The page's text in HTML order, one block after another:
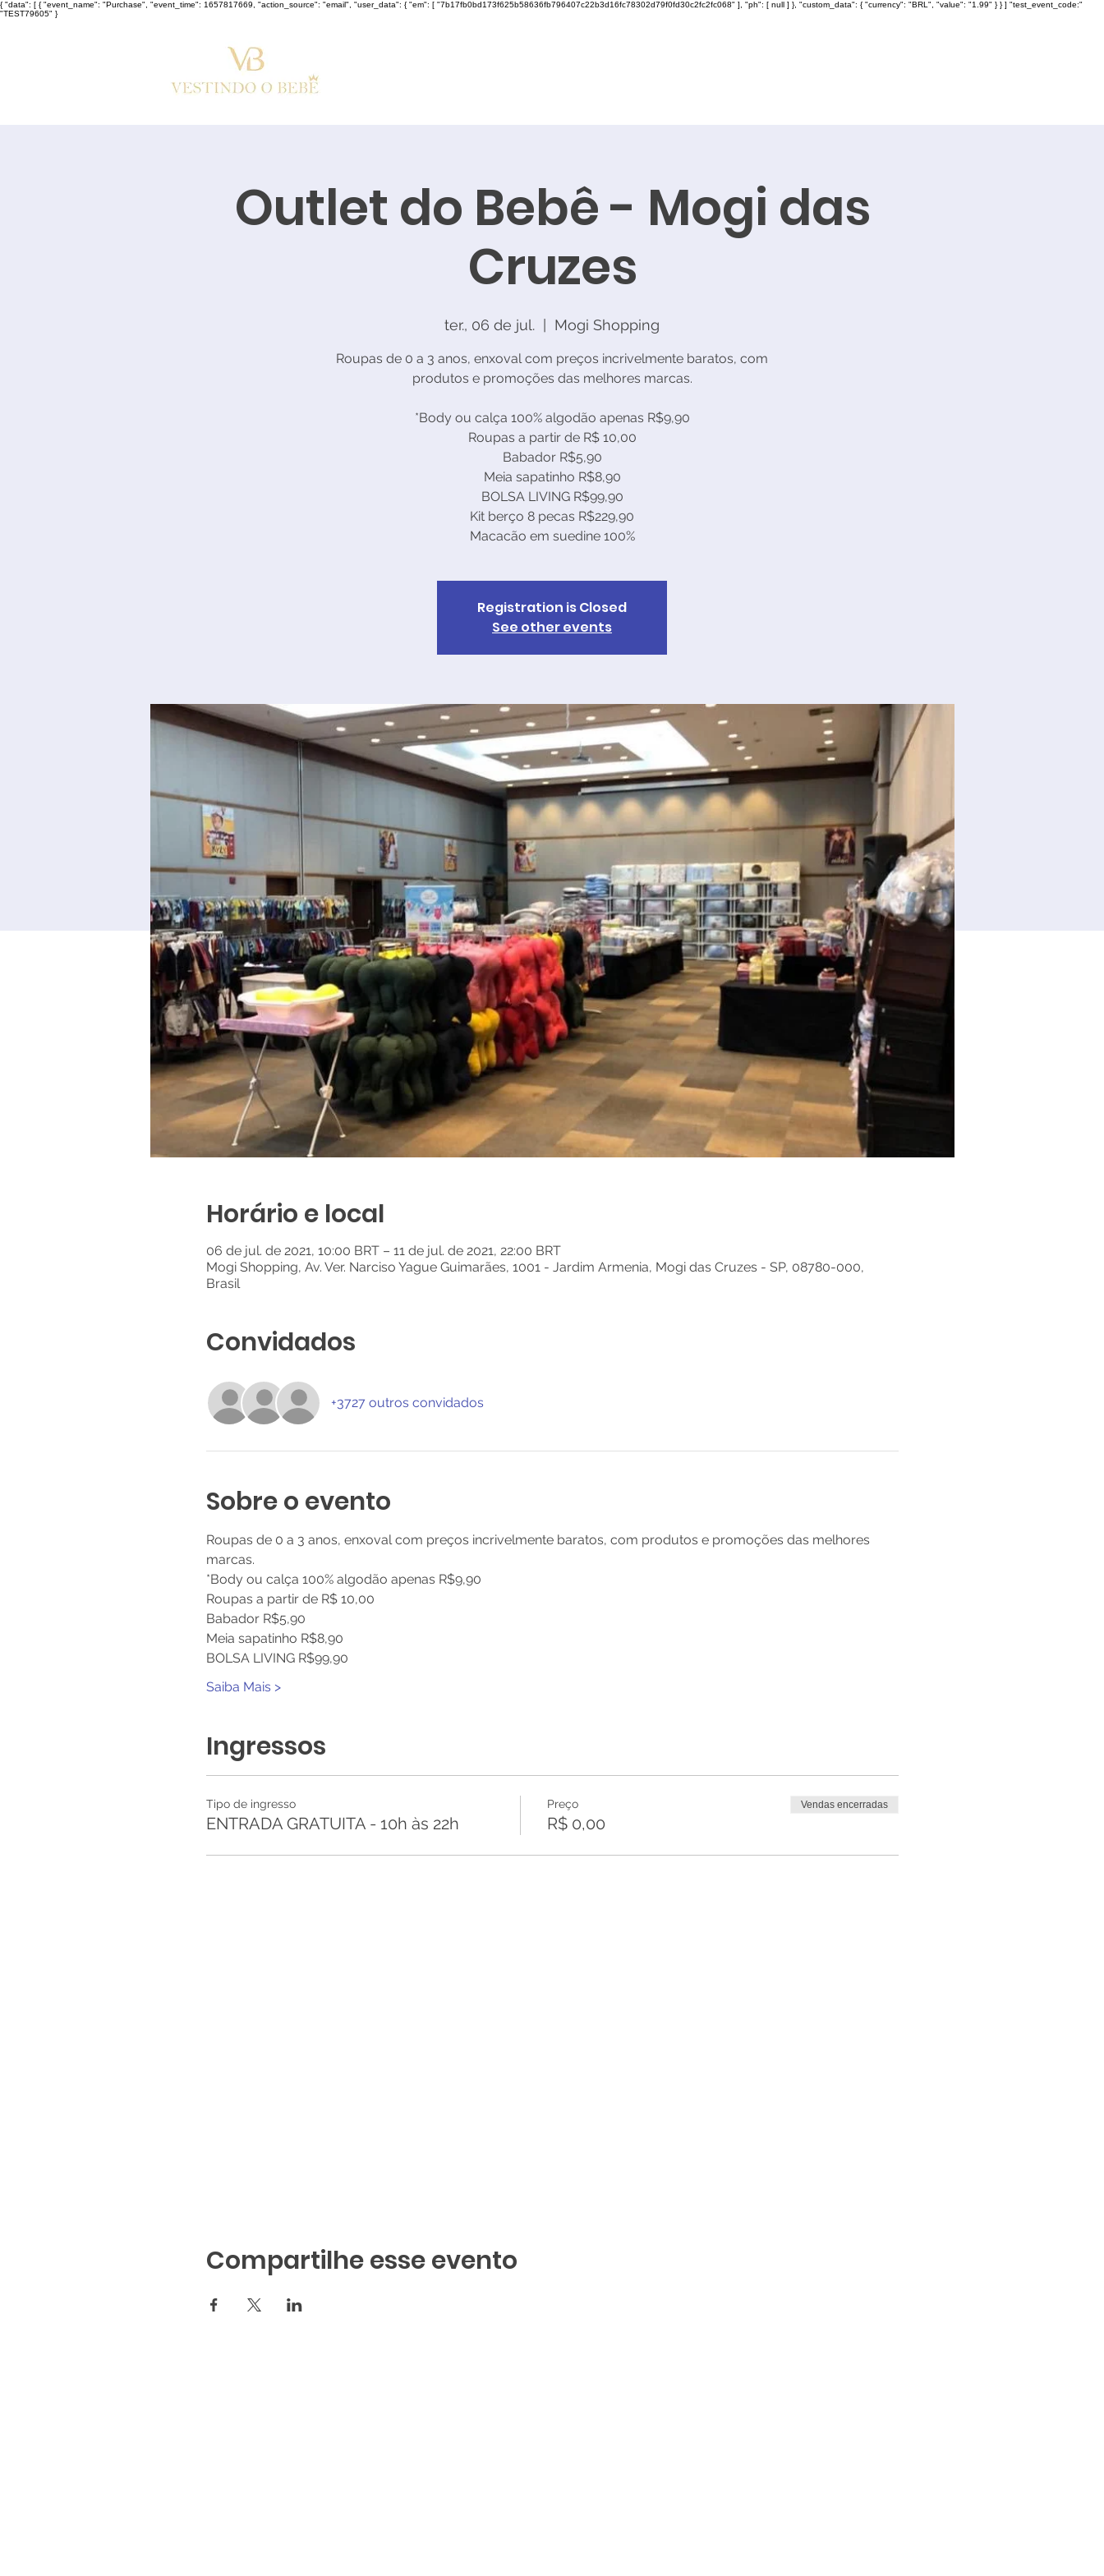
{ "data": [ { "event_name": "Purchase", "event_time": 1657817669, "action_source": "email", "user_data": { "em": [ "7b17fb0bd173f625b58636fb796407c22b3d16fc78302d79f0fd30c2fc2fc068" ], "ph": [ null ] }, "custom_data": { "currency": "BRL", "value": "1.99" } } ] "test_event_code:"
"TEST79605" }
Outlet do Bebê - Mogi das
Cruzes
ter., 06 de jul. Mogi Shopping
Roupas de 0 a 3 anos, enxoval com preços incrivelmente baratos, com
produtos e promoções das melhores marcas.
*Body ou calça 100% algodão apenas R$9,90
Roupas a partir de R$ 10,00
Babador R$5,90
Meia sapatinho R$8,90
BOLSA LIVING R$99,90
Kit berço 8 pecas R$229,90
Macacão em suedine 100%
Registration is Closed
See other events
Horário e local
06 de jul. de 2021, 10:00 BRT – 11 de jul. de 2021, 22:00 BRT
Mogi Shopping, Av. Ver. Narciso Yague Guimarães, 1001 - Jardim Armenia, Mogi das Cruzes - SP, 08780-000,
Brasil
Convidados
+3727 outros convidados
Sobre o evento
Roupas de 0 a 3 anos, enxoval com preços incrivelmente baratos, com produtos e promoções das melhores
marcas.
*Body ou calça 100% algodão apenas R$9,90
Roupas a partir de R$ 10,00
Babador R$5,90
Meia sapatinho R$8,90
BOLSA LIVING R$99,90
Saiba Mais >
Ingressos
Tipo de ingresso
ENTRADA GRATUITA - 10h às 22h
Preço
R$ 0,00
Vendas encerradas
Compartilhe esse evento